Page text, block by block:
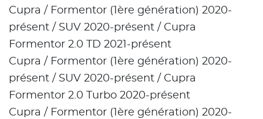
Cupra / Formentor (1ère génération) 2020-
présent / SUV 2020-présent / Cupra
Formentor 2.0 TD 2021-présent
Cupra / Formentor (1ère génération) 2020-
présent / SUV 2020-présent / Cupra
Formentor 2.0 Turbo 2020-présent
Cupra / Formentor (1ère génération) 2020-